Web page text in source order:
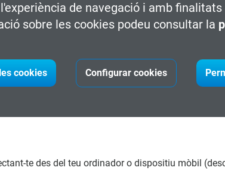
de navegació i amb
sobre les cookies podeu consultar la
cookies Configurar cookies
portes en el teu futur laboral.
destacar en el sector.
cap a àrees emergents.
amb les nostres assessores.
te des del teu ordinador o dispositiu mòbil